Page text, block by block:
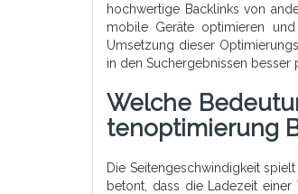
hochwertige Backlinks von
mobile Geräte optimieren
Umsetzung dieser
in den Suchergebnissen besser
Welche
Tenoptimierung
Die Seitengeschwindigkeit
betont, dass die Ladezeit